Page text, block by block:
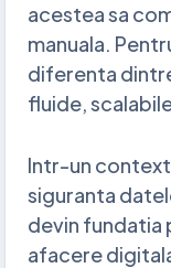
acestea sa
manuala.
diferenta
fluide,
Intr-un context
siguranta
devin fundatia
afacere